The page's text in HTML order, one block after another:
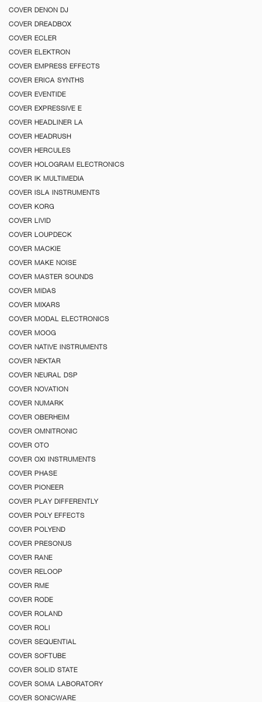
COVER DENON DJ
COVER DREADBOX
COVER ECLER
COVER ELEKTRON
COVER EMPRESS EFFECTS
COVER ERICA SYNTHS
COVER EVENTIDE
COVER EXPRESSIVE E
COVER HEADLINER LA
COVER HEADRUSH
COVER HERCULES
COVER HOLOGRAM ELECTRONICS
COVER IK MULTIMEDIA
COVER ISLA INSTRUMENTS
COVER KORG
COVER LIVID
COVER LOUPDECK
COVER MACKIE
COVER MAKE NOISE
COVER MASTER SOUNDS
COVER MIDAS
COVER MIXARS
COVER MODAL ELECTRONICS
COVER MOOG
COVER NATIVE INSTRUMENTS
COVER NEKTAR
COVER NEURAL DSP
COVER NOVATION
COVER NUMARK
COVER OBERHEIM
COVER OMNITRONIC
COVER OTO
COVER OXI INSTRUMENTS
COVER PHASE
COVER PIONEER
COVER PLAY DIFFERENTLY
COVER POLY EFFECTS
COVER POLYEND
COVER PRESONUS
COVER RANE
COVER RELOOP
COVER RME
COVER RODE
COVER ROLAND
COVER ROLI
COVER SEQUENTIAL
COVER SOFTUBE
COVER SOLID STATE
COVER SOMA LABORATORY
COVER SONICWARE